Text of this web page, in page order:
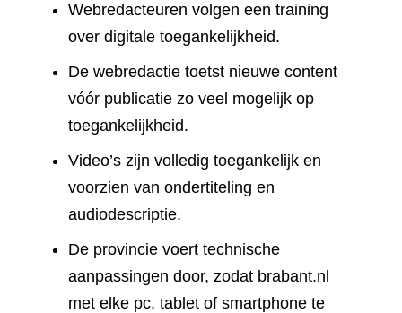
Webredacteuren volgen een training
over digitale toegankelijkheid.
De webredactie toetst nieuwe content
vóór publicatie zo veel mogelijk op
toegankelijkheid.
Video’s zijn volledig toegankelijk en
voorzien van ondertiteling en
audiodescriptie.
De provincie voert technische
aanpassingen door, zodat brabant.nl
met elke pc, tablet of smartphone te